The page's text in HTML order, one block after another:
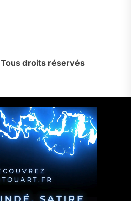
Tous droits réservés